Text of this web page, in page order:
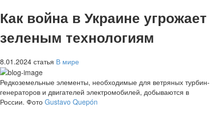
Как война в Украине угрожает
зеленым технологиям
8.01.2024 статья В мире
Редкоземельные элементы, необходимые для ветряных турбин-
генераторов и двигателей электромобилей, добываются в
России. Фото Gustavo Quepón